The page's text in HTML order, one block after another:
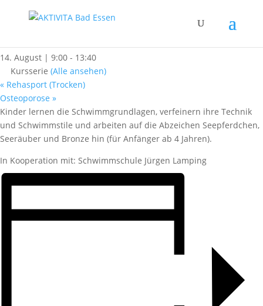
« Alle Kurse
14. August | 9:00 - 13:40
Kursserie (Alle ansehen)
« Rehasport (Trocken)
Osteoporose »
Kinder lernen die Schwimmgrundlagen, verfeinern ihre Technik
und Schwimmstile und arbeiten auf die Abzeichen Seepferdchen,
Seeräuber und Bronze hin (für Anfänger ab 4 Jahren).
In Kooperation mit: Schwimmschule Jürgen Lamping